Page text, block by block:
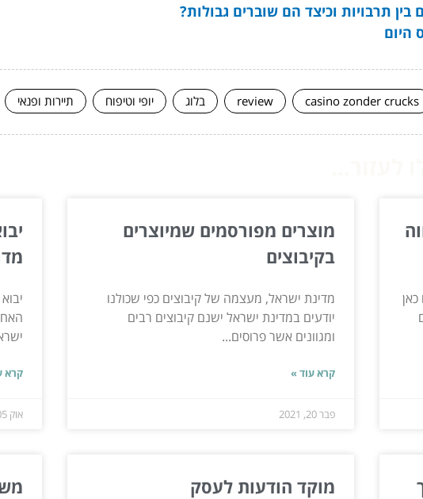
תרבויות וכיצד הם שוברים גבולות?
היום
casino zonder crucks
review בלוג יופי וטיפוח תיירות ופנאי
מוצרים מפורסמים שמיוצרים
בקיבוצים
מדינת ישראל, מעצמה של קיבוצים כפי שכולנו
יודעים במדינת ישראל ישנם קיבוצים רבים
ומגוונים אשר פרוסים...
קרא עוד »
פבר 20, 2021
קרא
אוק 05, 2024
מוקד הודעות לעסק